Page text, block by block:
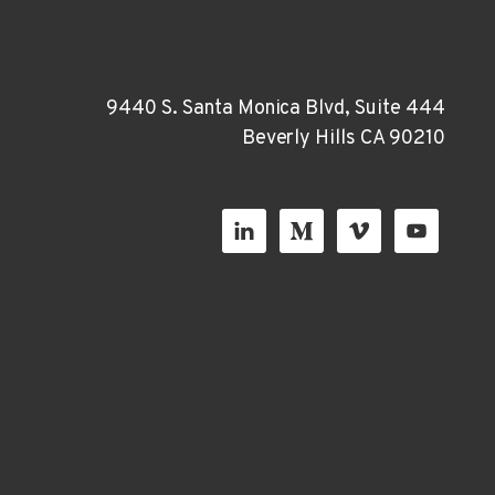
9440 S. Santa Monica Blvd, Suite 444
Beverly Hills CA 90210